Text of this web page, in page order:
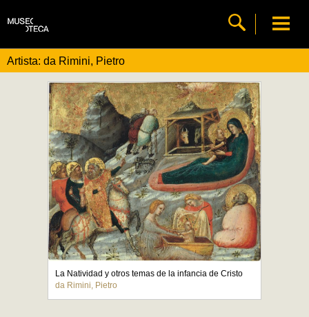
Artista: da Rimini, Pietro
La Natividad y otros temas de la infancia de Cristo
da Rimini, Pietro